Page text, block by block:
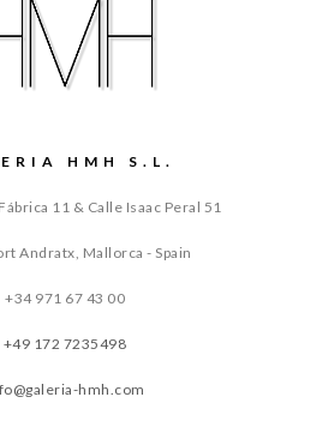
HMH S.L.
11 & Calle Isaac Peral 51
Andratx, Mallorca - Spain
+34 971 67 43 00
+49 172 7235498
hmh.com